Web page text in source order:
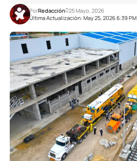
Última Actualización: May 25, 2026 6:39 PM
PorRedacción 25 Mayo, 2026